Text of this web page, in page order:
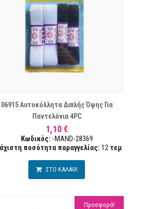
06915 Αυτοκόλλητα Διπλής Όψης Για
Παντελόνια 4PC
1,10 €
Κωδικός: -MAND-28369
ποσότητα παραγγελίας: 12 τεμ
ΣΤΟ ΚΑΛΑΘΙ
Προσφορά!